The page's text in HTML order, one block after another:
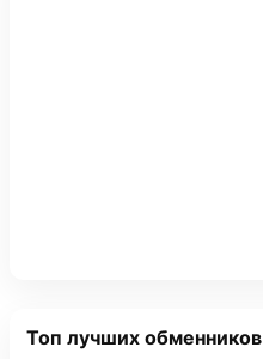
Топ лучших обменников